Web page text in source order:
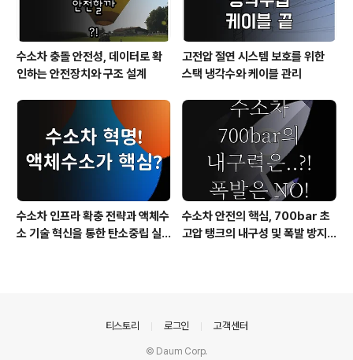
수소차 충돌 안전성, 데이터로 확
인하는 안전장치와 구조 설계
고전압 절연 시스템 보호를 위한
스택 냉각수와 케이블 관리
수소차 인프라 확충 전략과 액체수
소 기술 혁신을 통한 탄소중립 실
수소차 안전의 핵심, 700bar 초
고압 탱크의 내구성 및 폭발 방지
티스토리 로그인 고객센터
© Daum Corp.